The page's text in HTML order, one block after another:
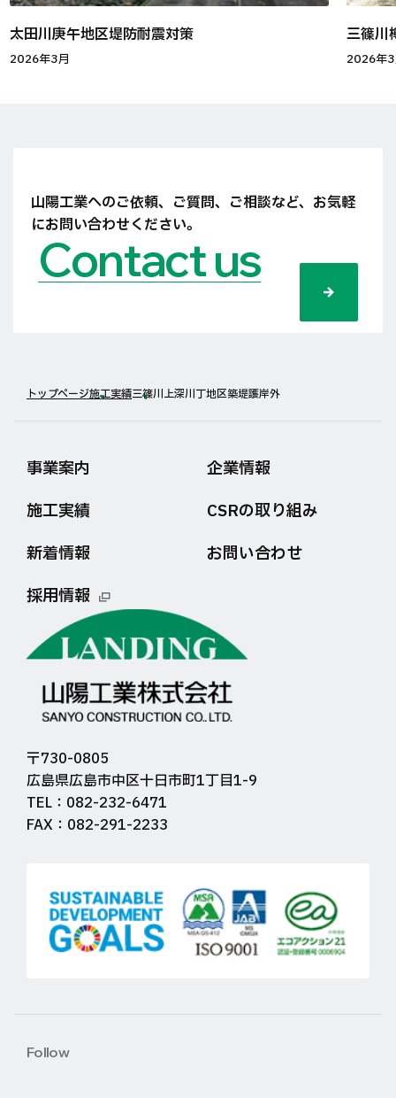
太田川庚午地区堤防耐震対策
2026年3月
三篠川
2026年
山陽工業へのご依頼、ご質問、ご相談など、 お気軽
にお問い合わせください。
Contact us
トップページ施工実績三篠川上深川丁地区築堤護岸外
事業案内
企業情報
施工実績
CSRの取り組み
新着情報
お問い合わせ
採用情報
〒730-0805
広島県広島市中区十日市町1丁目1-9
TEL：082-232-6471
FAX：082-291-2233
Follow